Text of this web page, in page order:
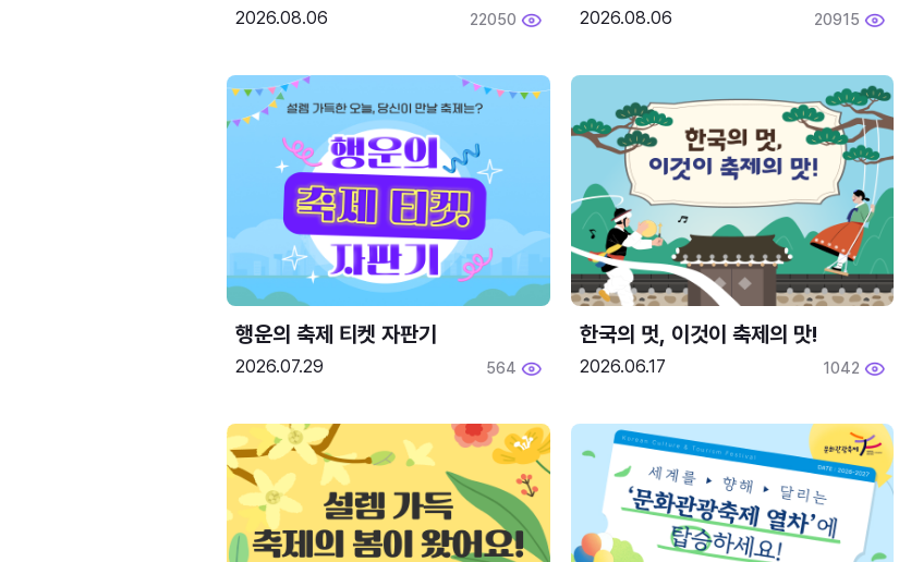
2026.08.06 22050 2026.08.06 20915
행운의 축제 티켓 자판기
2026.07.29 564
한국의 멋, 이것이 축제의 맛!
2026.06.17 1042